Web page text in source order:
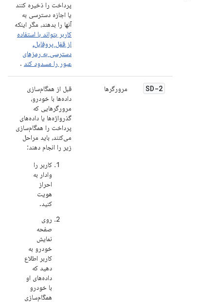
پرداخت را ذخیره کنند
یا اجازه دسترسی به
آنها را بدهند، مگر اینکه
کاربر بتواند با استفاده
از قفل پروفایل،
دسترسی به رمزهای
عبور را مسدود کند .
SD-2 مرورگرها
قبل از همگام‌سازی
داده‌ها با خودرو،
مرورگرهایی که
گذرواژه‌ها یا داده‌های
پرداخت را همگام‌سازی
می‌کنند، باید مراحل
زیر را انجام دهند:
کاربر را
وادار به
احراز
هویت
کنید.
روی
صفحه
نمایش
خودرو به
کاربر اطلاع
دهید که
داده‌های او
با خودرو
همگام‌سازی